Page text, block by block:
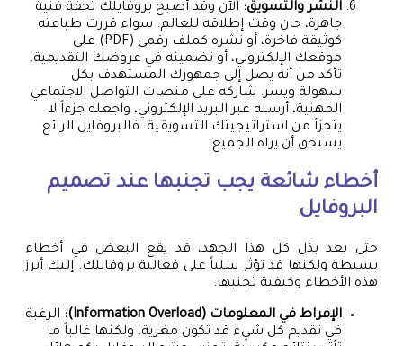
النشر والتسويق: الآن وقد أصبح بروفايلك تحفة فنية
جاهزة، حان وقت إطلاقه للعالم. سواء قررت طباعته
كوثيقة فاخرة، أو نشره كملف رقمي (PDF) على
موقعك الإلكتروني، أو تضمينه في عروضك التقديمية،
تأكد من أنه يصل إلى جمهورك المستهدف بكل
سهولة ويسر. شاركه على منصات التواصل الاجتماعي
المهنية، أرسله عبر البريد الإلكتروني، واجعله جزءاً لا
يتجزأ من استراتيجيتك التسويقية. فالبروفايل الرائع
يستحق أن يراه الجميع.
أخطاء شائعة يجب تجنبها عند تصميم
البروفايل
حتى بعد بذل كل هذا الجهد، قد يقع البعض في أخطاء
بسيطة ولكنها قد تؤثر سلباً على فعالية بروفايلك. إليك أبرز
هذه الأخطاء وكيفية تجنبها.
الإفراط في المعلومات (Information Overload):
الرغبة
في تقديم كل شيء قد تكون مغرية، ولكنها غالباً ما